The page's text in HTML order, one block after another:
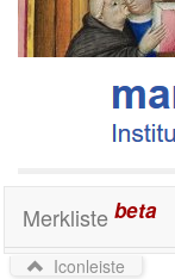
Merkliste beta
Iconleiste